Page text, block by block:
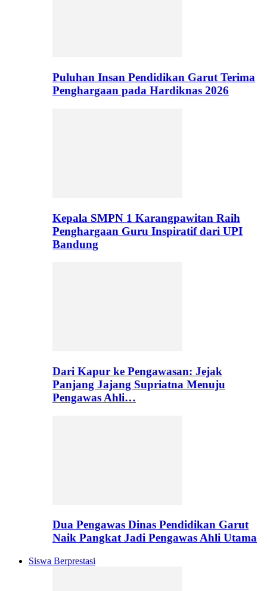
Puluhan Insan Pendidikan Garut Terima
Penghargaan pada Hardiknas 2026
Kepala SMPN 1 Karangpawitan Raih
Penghargaan Guru Inspiratif dari UPI
Bandung
Dari Kapur ke Pengawasan: Jejak
Panjang Jajang Supriatna Menuju
Pengawas Ahli…
Dua Pengawas Dinas Pendidikan Garut
Naik Pangkat Jadi Pengawas Ahli Utama
Siswa Berprestasi